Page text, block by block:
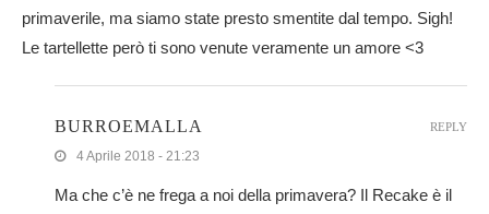
primaverile, ma siamo state presto smentite dal tempo. Sigh!
Le tartellette però ti sono venute veramente un amore <3
BURROEMALLA
4 Aprile 2018 - 21:23
Ma che c’è ne frega a noi della primavera? Il Recake è il
REPLY